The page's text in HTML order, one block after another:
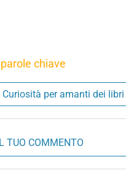
chiave
Curiosità per amanti dei libri
TUO COMMENTO